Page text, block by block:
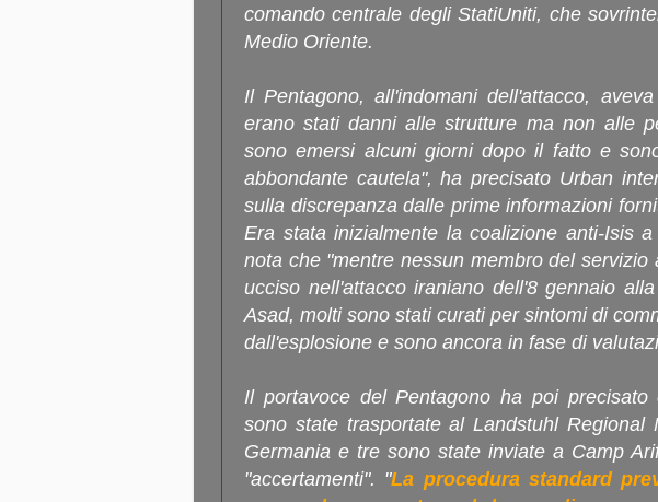
comando centrale degli StatiUniti, che
Medio Oriente.
Il Pentagono, all'indomani dell'attacco,
erano stati danni alle strutture ma non alle
sono emersi alcuni giorni dopo il fatto e
abbondante cautela", ha precisato Urban
sulla discrepanza dalle prime informazioni
Era stata inizialmente la coalizione anti-Isis
nota che "mentre nessun membro del servizio
ucciso nell'attacco iraniano dell'8 gennaio
Asad, molti sono stati curati per sintomi di
dall'esplosione e sono ancora in fase di
Il portavoce del Pentagono ha poi precisato
sono state trasportate al Landstuhl Regional
Germania e tre sono state inviate a Camp
"accertamenti". "La procedura standard